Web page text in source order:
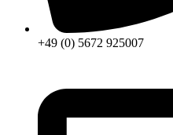
+49 (0) 5672 925007